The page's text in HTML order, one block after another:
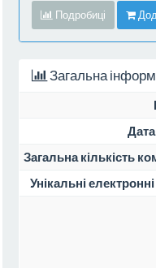
Подробиці
Загальна
Дата
Загальна кількість
Унікальні